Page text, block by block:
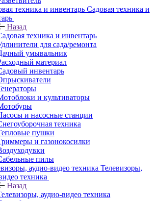
Садовая техника и
Назад
техника и инвентарь
для сада/ремонта
умывальник
материал
инвентарь
и культиваторы
и насосные станции
техника
пушки
и газонокосилки
пилы
Телевизоры,
техника
Назад
аудио-видео техника